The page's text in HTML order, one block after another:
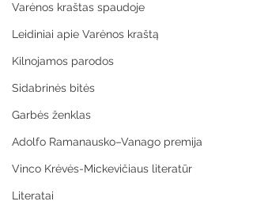
Varėnos kraštas spaudoje
Leidiniai apie Varėnos kraštą
Kilnojamos parodos
Sidabrinės bitės
Garbės ženklas
Adolfo Ramanausko–Vanago premija
Vinco Krėvės-Mickevičiaus literatūr
Literatai